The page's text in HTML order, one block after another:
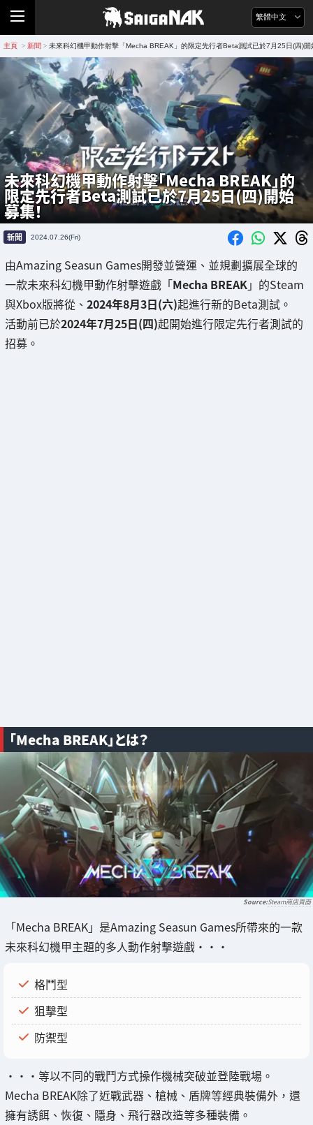
繁體中文
主頁 > 新聞 > 未來科幻機甲動作射擊「Mecha BREAK」的限定先行者Beta測試已於7月25日(四)開
未來科幻機甲動作射擊「Mecha BREAK」的
限定先行者Beta測試已於7月25日(四)開始
募集！
新聞 2024.07.26(Fri)
由Amazing Seasun Games開發並營運、並規劃擴展全球的
一款未來科幻機甲動作射擊遊戲「Mecha BREAK」的Steam
與Xbox版將從、 2024年8月3日(六)起進行新的Beta測試。
活動前已於2024年7月25日(四)起開始進行限定先行者測試的
招募。
「Mecha BREAK」とは？
Steam商店頁面
「Mecha BREAK」是Amazing Seasun Games所帶來的一款
未來科幻機甲主題的多人動作射擊遊戲・・・
格鬥型
狙擊型
防禦型
・・・等以不同的戰鬥方式操作機械突破並登陸戰場。
Mecha BREAK除了近戰武器、槍械、盾牌等經典裝備外，還
擁有誘餌、恢復、隱身、飛行器改造等多種裝備。